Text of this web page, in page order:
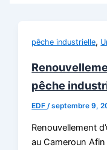
pêche industrielle,
pêche
EDF/septembre 9,
Renouvellement
au Cameroun